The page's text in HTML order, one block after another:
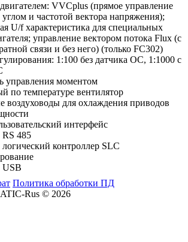
VVCplus (прямое управление
и частотой вектора напряжения);
U/f характеристика для специальных
управление вектором потока Flux (с
связи и без него) (только FC302)
1:100 без датчика ОС, 1:1000 с
управления моментом
по температуре вентилятор
воздуховоды для охлаждения приводов
интерфейс
485
контроллер SLC
USB
Политика обработки ПД
Rus © 2026